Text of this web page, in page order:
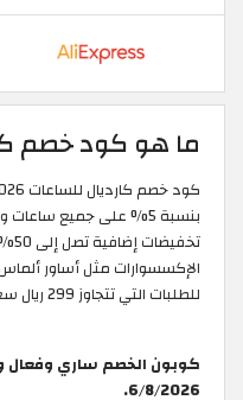
ما هو كود خصم
كود خصم كارديال للساعات 2026 التالي
بنسبة 5% على جميع
الإكسسوارات مثل أساور
للطلبات التي تتجاوز 299 ريال سعودي.
كوبون الخصم ساري وفعال
6/8/2026.